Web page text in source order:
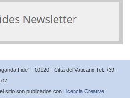
Fide” - 00120 - Città del Vaticano Tel. +39-
sitio son publicados con Licencia Creative